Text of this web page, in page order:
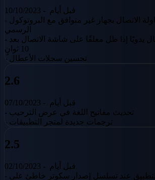
10/10/2023 - قبل أيام
- إصلاح تعطل عند محاولة الاتصال بجهاز غير متوافق مع البروتوكول
الرسمي
- السماح بفصل الاتصال يدويًا إذا ظل معلقًا على شاشة الاتصال بعد
10 ثوانٍ
- تحسين سجلات الأعطال
2.6
07/10/2023 - قبل أيام
- تحديث مفاتيح اللغة في عرض الترحيب
- ترجمات جديدة لمتجر التطبيقات
2.5
02/10/2023 - قبل أيام